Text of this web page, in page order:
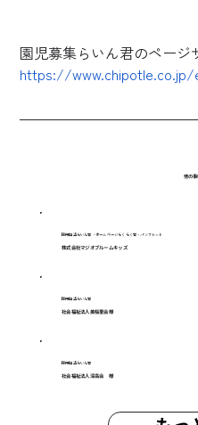
園児募集らいん君のページ
https://www.chipotle.co.jp/
他の
採用担当らいん君・ホームページらくらく君・パンフレット
株式会社マジオブルームキッズ
採用担当らいん君
社会福祉法人美桜里会様
採用担当らいん君
社会福祉法人深高会 様